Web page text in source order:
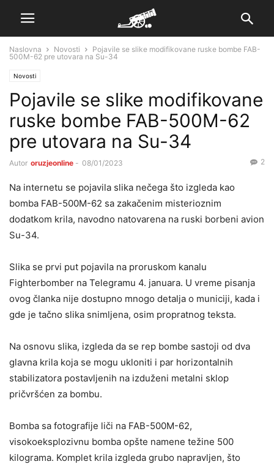
Naslovna Novosti
Pojavile se slike modifikovane ruske bombe FAB-
500M-62 pre utovara na Su-34
Novosti
Pojavile se slike modifikovane
ruske bombe FAB-500M-62
pre utovara na Su-34
Autor oruzjeonline - 08/01/2023 2
Na internetu se pojavila slika nečega što izgleda kao
bomba FAB-500M-62 sa zakačenim misterioznim
dodatkom krila, navodno natovarena na ruski borbeni avion
Su-34.
Slika se prvi put pojavila na proruskom kanalu
Fighterbomber na Telegramu 4. januara. U vreme pisanja
ovog članka nije dostupno mnogo detalja o municiji, kada i
gde je tačno slika snimljena, osim propratnog teksta.
Na osnovu slika, izgleda da se rep bombe sastoji od dva
glavna krila koja se mogu ukloniti i par horizontalnih
stabilizatora postavljenih na izduženi metalni sklop
pričvršćen za bombu.
Bomba sa fotografije liči na FAB-500M-62,
visokoeksplozivnu bomba opšte namene težine 500
kilograma. Komplet krila izgleda grubo napravljen, što